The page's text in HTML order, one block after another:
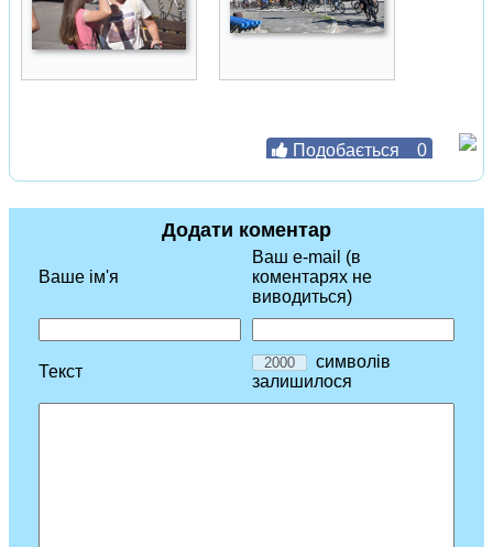
Подобається 0
Додати коментар
Ваше ім'я
Ваш e-mail (в
коментарях не
виводиться)
Текст
символів
залишилося